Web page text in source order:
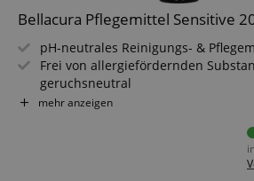
Bellacura Pflegemittel Sensitive
pH-neutrales Reinigungs- &
Frei von allergiefördernden
geruchsneutral
Praktische Glasflasche mit
Reinigt die Oberfläche von Streich-
Entfernt auch hartnäckige
Schützt das Holz vor
mehr anzeigen